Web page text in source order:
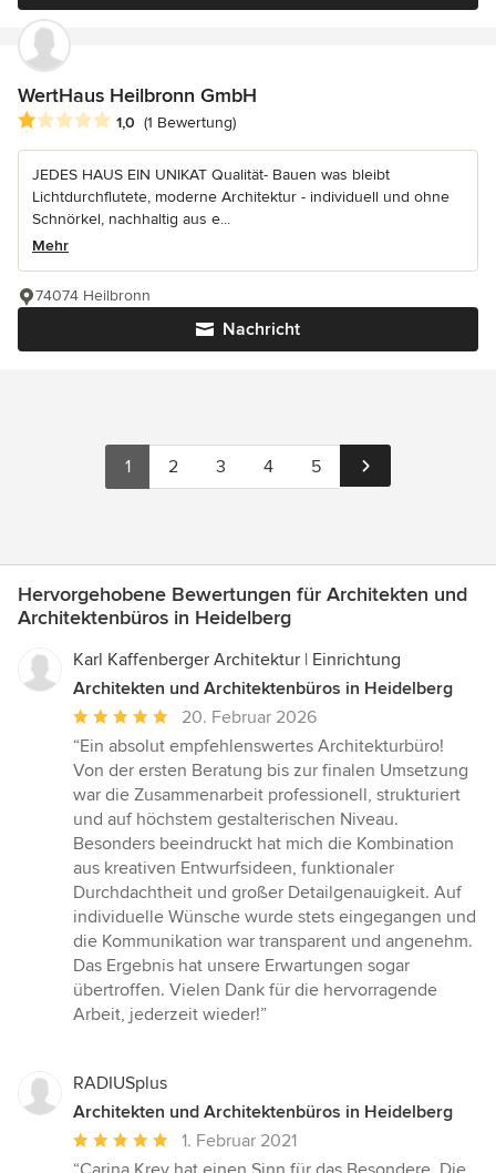
WertHaus Heilbronn GmbH
Durchschnittliche Bewertung: 1 von 5 Sternen
1,0 (1 Bewertung)
JEDES HAUS EIN UNIKAT Qualität- Bauen was bleibt
Lichtdurchflutete, moderne Architektur - individuell und ohne
Schnörkel, nachhaltig aus e...
Mehr
Nachricht
74074 Heilbronn
1 2 3 4 5
Hervorgehobene Bewertungen für Architekten und
Architektenbüros in Heidelberg
Karl Kaffenberger Architektur | Einrichtung
Architekten und Architektenbüros in Heidelberg
Durchschnittliche
Bewertung:
5
von
5
Sternen
20. Februar 2026
“Ein absolut empfehlenswertes Architekturbüro!
Von der ersten Beratung bis zur finalen Umsetzung
war die Zusammenarbeit professionell, strukturiert
und auf höchstem gestalterischen Niveau.
Besonders beeindruckt hat mich die Kombination
aus kreativen Entwurfsideen, funktionaler
Durchdachtheit und großer Detailgenauigkeit. Auf
individuelle Wünsche wurde stets eingegangen und
die Kommunikation war transparent und angenehm.
Das Ergebnis hat unsere Erwartungen sogar
übertroffen. Vielen Dank für die hervorragende
Arbeit, jederzeit wieder!”
RADIUSplus
Architekten und Architektenbüros in Heidelberg
Durchschnittliche
Bewertung:
1. Februar 2021